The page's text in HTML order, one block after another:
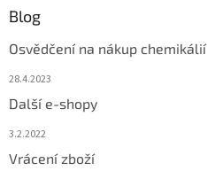
Blog
Osvědčení na nákup chemikálií
28.4.2023
Další e-shopy
3.2.2022
Vrácení zboží